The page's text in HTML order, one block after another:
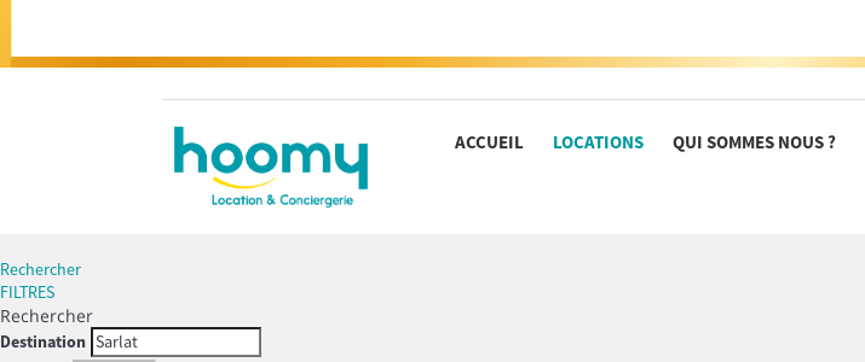
ACCUEIL LOCATIONS QUI SOMMES NOUS ?
Rechercher
FILTRES
Rechercher
Destination